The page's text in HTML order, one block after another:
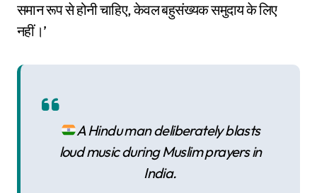
समान रूप से होनी चाहिए, केवल बहुसंख्यक समुदाय के लिए
नहीं।’
A Hindu man deliberately blasts
loud music during Muslim prayers in
India.